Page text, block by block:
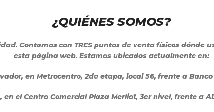
¿QUIÉNES SOMOS?
Contamos con TRES puntos de venta físicos dónde
esta página web. Estamos ubicados actualmente en:
en Metrocentro,2da etapa, local 56, frente a
en el Centro Comercial Plaza Merliot,3er nivel, frente a